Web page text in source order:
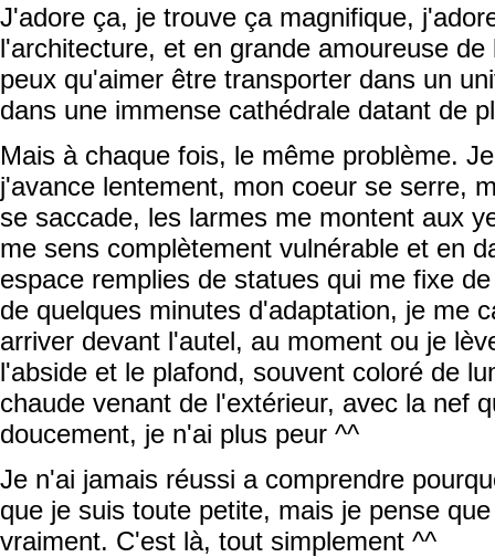
J'adore ça, je trouve ça magnifique,
l'architecture, et en grande amoureuse
peux qu'aimer être transporter dans un
dans une immense cathédrale datant de
Mais à chaque fois, le même problème.
j'avance lentement, mon coeur se serre,
se saccade, les larmes me montent aux
me sens complètement vulnérable et en
espace remplies de statues qui me fixe
de quelques minutes d'adaptation, je me
arriver devant l'autel, au moment ou je
l'abside et le plafond, souvent coloré de
chaude venant de l'extérieur, avec la nef
doucement, je n'ai plus peur ^^
Je n'ai jamais réussi a comprendre
que je suis toute petite, mais je pense
vraiment. C'est là, tout simplement ^^